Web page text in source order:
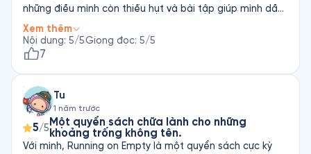
những điều mình còn thiếu hụt và bài tập giúp mình dần
dần lấp đầy khoảng trống trong tâm hồn ! Cám ơn
Fonos đã giúp mình tiếp cận được đến với cuốn sách
này dễ dàng hơn . Cám ơn người đã dịch cuốn sách này
đầy truyền cảm, cuốn hút và rõ ràng !!! Xin chân thành
cảm ơn
Xem thêm
Nội dung: 5/5Giọng đọc: 5/5
7
Tu
1 năm trước
5/5 Một quyển sách chữa lành cho những
khoảng trống không tên.
Với mình, Running on Empty là một quyển sách cực kỳ